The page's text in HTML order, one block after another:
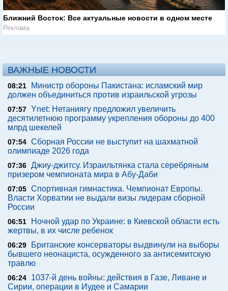
Ближний Восток: Все актуальные новости в одном месте
Реклама
ВАЖНЫЕ НОВОСТИ
08:21
Министр обороны Пакистана: исламский мир
должен объединиться против израильской угрозы
07:57 Ynet: Нетаниягу предложил увеличить
десятилетнюю программу укрепления обороны до 400
млрд шекелей
07:54 Сборная России не выступит на шахматной
олимпиаде 2026 года
07:36 Джиу-джитсу. Израильтянка стала серебряным
призером чемпионата мира в Абу-Даби
07:05 Спортивная гимнастика. Чемпионат Европы.
Власти Хорватии не выдали визы лидерам сборной
России
06:51
Ночной удар по Украине: в Киевской области есть
жертвы, в их числе ребенок
06:29
Британские консерваторы выдвинули на выборы
бывшего неонациста, осужденного за антисемитскую
травлю
06:24
1037-й день войны: действия в Газе, Ливане и
Сирии, операции в Иудее и Самарии